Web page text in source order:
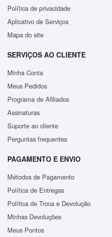
Política de privacidade
Aplicativo de Serviços
Mapa do site
SERVIÇOS AO CLIENTE
Minha Conta
Meus Pedidos
Programa de Afiliados
Assinaturas
Suporte ao cliente
Perguntas frequentes
PAGAMENTO E ENVIO
Métodos de Pagamento
Política de Entregas
Política de Troca e Devolução
Minhas Devoluções
Meus Pontos